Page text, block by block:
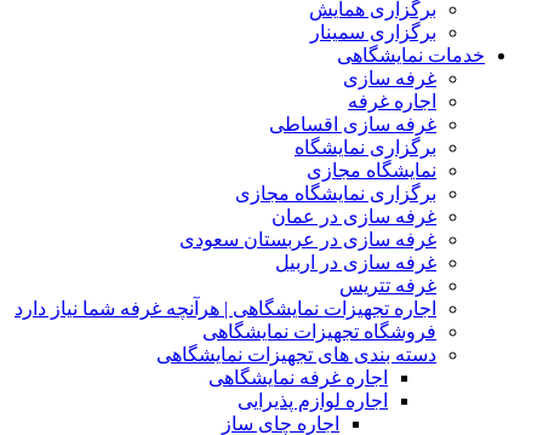
برگزاری همایش
برگزاری سمینار
خدمات نمایشگاهی
غرفه سازی
اجاره غرفه
غرفه سازی اقساطی
برگزاری نمایشگاه
نمایشگاه مجازی
برگزاری نمایشگاه مجازی
غرفه سازی در عمان
غرفه سازی در عربستان سعودی
غرفه سازی در اربیل
غرفه تتریس
اجاره تجهیزات نمایشگاهی | هرآنچه غرفه شما نیاز دارد
فروشگاه تجهیزات نمایشگاهی
دسته بندی های تجهیزات نمایشگاهی
اجاره غرفه نمایشگاهی
اجاره لوازم پذیرایی
اجاره چای ساز